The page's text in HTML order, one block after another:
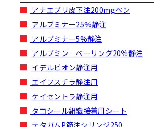
アナエブリ皮下注200mgペン
アルブミナー25%静注
アルブミナー5%静注
アルブミン‐ベーリング20％静注
イデルビオン静注用
エイフスチラ静注用
ケイセントラ静注用
タコシール組織接着用シート